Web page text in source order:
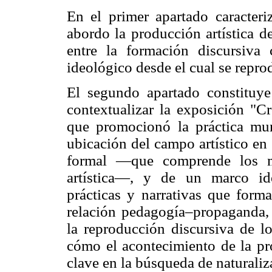
En el primer apartado
abordo la producción artística
entre la formación
ideológico desde el cual se
El segundo apartado
contextualizar la exposición
que promocionó la práctica
ubicación del campo artístico
formal —que comprende los
artística—, y de un marco
prácticas y narrativas que
relación
la reproducción discursiva de
cómo el acontecimiento de la
clave en la búsqueda de